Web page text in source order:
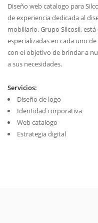
Diseño web catalogo para
de experiencia dedicada al
mobiliario. Grupo Silcosil,
especializadas en cada uno
con el objetivo de brindar a
a sus necesidades.
Servicios:
Diseño de logo
Identidad corporativa
Web catalogo
Estrategia digital